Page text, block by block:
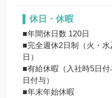
休日・休暇
■年間休日数 120日
■完全週休2日制（火・
日）
■有給休暇（入社時5日
日付与）
■年末年始休暇